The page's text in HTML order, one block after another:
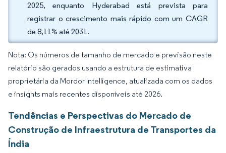
2025, enquanto Hyderabad está prevista para
registrar o crescimento mais rápido com um CAGR
de 8,11% até 2031.
Nota: Os números de tamanho de mercado e previsão neste
relatório são gerados usando a estrutura de estimativa
proprietária da Mordor Intelligence, atualizada com os dados
e insights mais recentes disponíveis até 2026.
Tendências e Perspectivas do Mercado de
Construção de Infraestrutura de Transportes da
Índia